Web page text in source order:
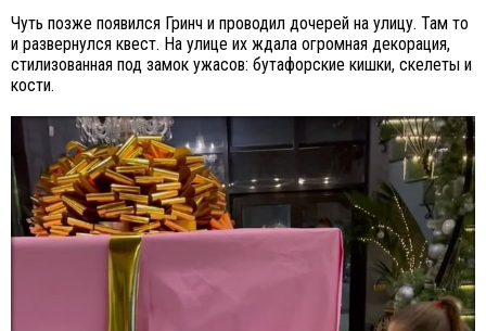
Чуть позже появился Гринч и проводил дочерей на улицу. Там то
и развернулся квест. На улице их ждала огромная декорация,
стилизованная под замок ужасов: бутафорские кишки, скелеты и
кости.